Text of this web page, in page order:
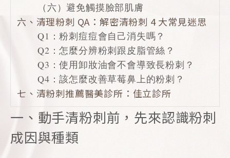
（六）避免觸摸臉部肌膚
六、清理粉刺 QA：解密清粉刺 4 大常見迷思
Q1：粉刺痘痘會自己消失嗎？
Q2：怎麼分辨粉刺跟皮脂管絲？
Q3：使用卸妝油會不會導致長粉刺？
Q4：該怎麼改善草莓鼻上的粉刺？
七、清粉刺推薦醫美診所：佳立診所
一、動手清粉刺前，先來認識粉刺
成因與種類